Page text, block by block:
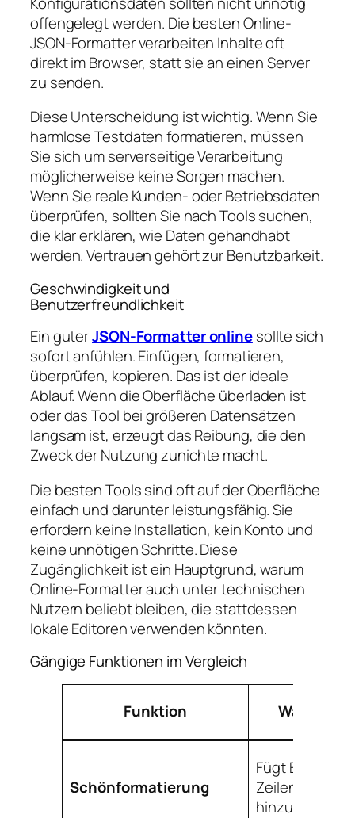
offengelegt werden. Die besten Online-
JSON-Formatter verarbeiten Inhalte oft
direkt im Browser, statt sie an einen Server
zu senden.
Diese Unterscheidung ist wichtig. Wenn Sie
harmlose Testdaten formatieren, müssen
Sie sich um serverseitige Verarbeitung
möglicherweise keine Sorgen machen.
Wenn Sie reale Kunden- oder Betriebsdaten
überprüfen, sollten Sie nach Tools suchen,
die klar erklären, wie Daten gehandhabt
werden. Vertrauen gehört zur Benutzbarkeit.
Geschwindigkeit und
Benutzerfreundlichkeit
Ein guterJSON-Formatter onlinesollte sich
sofort anfühlen. Einfügen, formatieren,
überprüfen, kopieren. Das ist der ideale
Ablauf. Wenn die Oberfläche überladen ist
oder das Tool bei größeren Datensätzen
langsam ist, erzeugt das Reibung, die den
Zweck der Nutzung zunichte macht.
Die besten Tools sind oft auf der Oberfläche
einfach und darunter leistungsfähig. Sie
erfordern keine Installation, kein Konto und
keine unnötigen Schritte. Diese
Zugänglichkeit ist ein Hauptgrund, warum
Online-Formatter auch unter technischen
Nutzern beliebt bleiben, die stattdessen
lokale Editoren verwenden könnten.
Gängige Funktionen im Vergleich
Funktion Was es tut
Schönformatierung
Fügt Einzüge
hinzu